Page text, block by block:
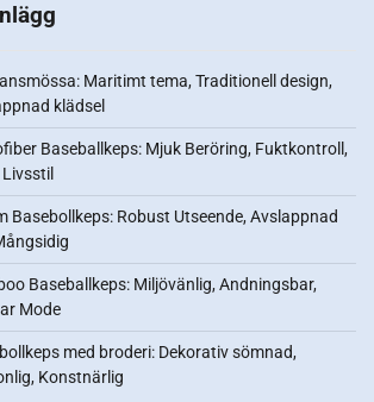
Maritimt tema, Traditionell design,
klädsel
Baseballkeps: Mjuk Beröring, Fuktkontroll,
Basebollkeps: Robust Utseende, Avslappnad
Baseballkeps: Miljövänlig, Andningsbar,
Mode
med broderi: Dekorativ sömnad,
Konstnärlig